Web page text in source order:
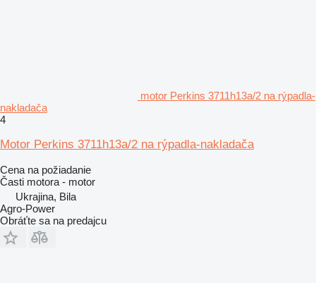
motor Perkins 3711h13a/2 na rýpadla-
nakladača
4
Motor Perkins 3711h13a/2 na rýpadla-nakladača
Cena na požiadanie
Časti motora - motor
Ukrajina, Bila
Agro-Power
Obráťte sa na predajcu